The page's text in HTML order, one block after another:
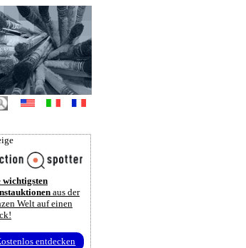
wichtigsten
aus der
Welt auf einen
entdecken